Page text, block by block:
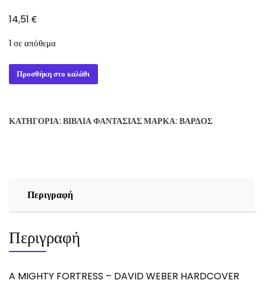
14,51 €
1 σε απόθεμα
MIGHTY
DAVID
Προσθήκη στο καλάθι
ΚΑΤΗΓΟΡΊΑ: ΒΙΒΛΊΑ ΦΑΝΤΑΣΊΑΣΜΆΡΚΑ: ΒΆΡΔΟΣ
Περιγραφή
Περιγραφή
A MIGHTY FORTRESS – DAVID WEBER HARDCOVER